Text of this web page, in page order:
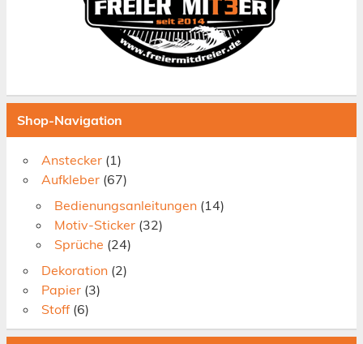
Shop-Navigation
Anstecker (1)
Aufkleber (67)
Bedienungsanleitungen (14)
Motiv-Sticker (32)
Sprüche (24)
Dekoration (2)
Papier (3)
Stoff (6)